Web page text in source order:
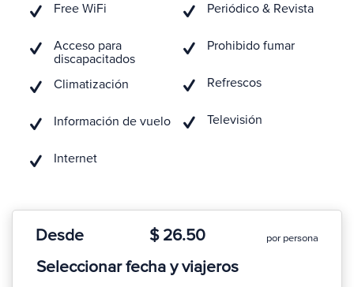
Free WiFi
Acceso para
discapacitados
Climatización
Información de vuelo
Internet
Periódico & Revista
Prohibido fumar
Refrescos
Televisión
Desde $ 26.50 por persona
Seleccionar fecha y viajeros